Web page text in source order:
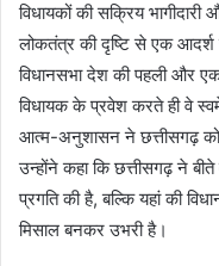
विधायकों की सक्रिय भागीदारी
लोकतंत्र की दृष्टि से एक आदर्श
विधानसभा देश की पहली और
विधायक के प्रवेश करते ही वे
आत्म-अनुशासन ने छत्तीसगढ़ को
उन्होंने कहा कि छत्तीसगढ़ ने बीते
प्रगति की है, बल्कि यहां की
मिसाल बनकर उभरी है।